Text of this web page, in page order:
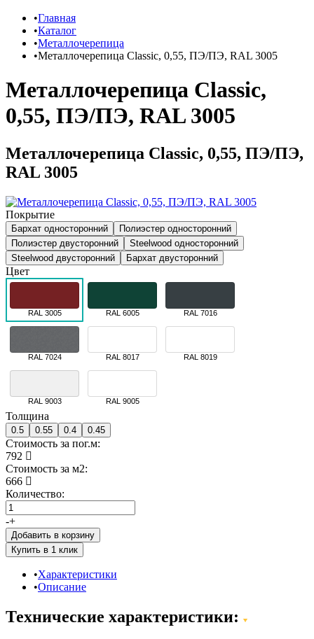
Главная
Каталог
Металлочерепица
Металлочерепица Classic, 0,55, ПЭ/ПЭ, RAL 3005
Металлочерепица Classic,
0,55, ПЭ/ПЭ, RAL 3005
Металлочерепица Classic, 0,55, ПЭ/ПЭ,
RAL 3005
Покрытие
Бархат односторонний
Полиэстер односторонний
Полиэстер двусторонний
Steelwood односторонний
Steelwood двусторонний
Бархат двусторонний
Цвет
RAL 3005 RAL 6005 RAL 7016
RAL 7024 RAL 8017 RAL 8019
RAL 9003 RAL 9005
Толщина
0.5 0.55 0.4 0.45
Стоимость за пог.м:
792
Стоимость за м2:
666
Количество:
-+
Добавить в корзину
Характеристики
Описание
Технические характеристики: